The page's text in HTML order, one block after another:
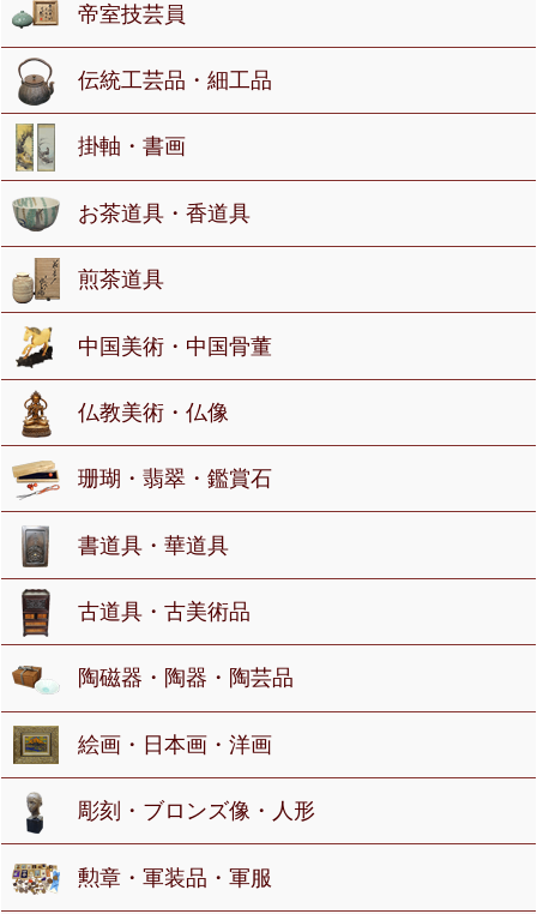
帝室技芸員
伝統工芸品・細工品
掛軸・書画
お茶道具・香道具
煎茶道具
中国美術・中国骨董
仏教美術・仏像
珊瑚・翡翠・鑑賞石
書道具・華道具
古道具・古美術品
陶磁器・陶器・陶芸品
絵画・日本画・洋画
彫刻・ブロンズ像・人形
勲章・軍装品・軍服